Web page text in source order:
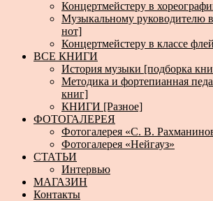
Концертмейстеру в
Музыкальному руководителю
нот]
Концертмейстеру в классе
ВСЕ КНИГИ
История музыки [подборка
Методика и фортепианная
книг]
КНИГИ [Разное]
ФОТОГАЛЕРЕЯ
Фотогалерея «С. В.
Фотогалерея «Нейгауз»
СТАТЬИ
Интервью
МАГАЗИН
Контакты